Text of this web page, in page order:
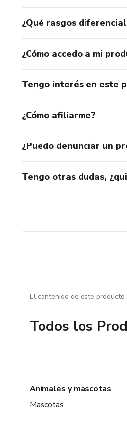
¿Qué rasgos
¿Cómo accedo a mi
Tengo interés en este
¿Cómo afiliarme?
¿Puedo denunciar un
Tengo otras dudas,
El contenido de este
Todos los
Animales y mascotas
Mascotas